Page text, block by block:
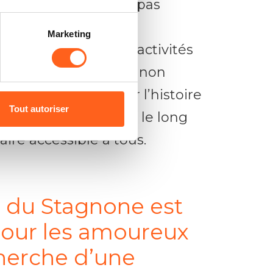
Marketing
Tout autoriser
inoubliable à ne pas
également des activités
! Ici, vous pouvez non
pour découvrir l’histoire
aussi faire du vélo le long
accessible à tous.
Stagnone est
les amoureux
d’une